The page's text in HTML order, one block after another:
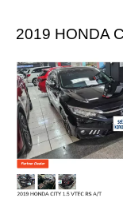
2019 HONDA